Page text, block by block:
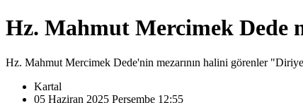
Hz. Mahmut Mercimek Dede
Hz. Mahmut Mercimek Dede'nin mezarının halini görenler
Kartal
05 Haziran 2025 Perşembe 12:55